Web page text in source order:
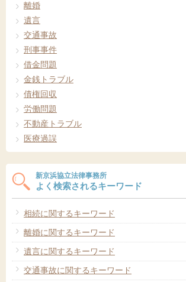
離婚
遺言
交通事故
刑事事件
借金問題
金銭トラブル
債権回収
労働問題
不動産トラブル
医療過誤
新京浜協立法律事務所
よく検索されるキーワード
相続に関するキーワード
離婚に関するキーワード
遺言に関するキーワード
交通事故に関するキーワード